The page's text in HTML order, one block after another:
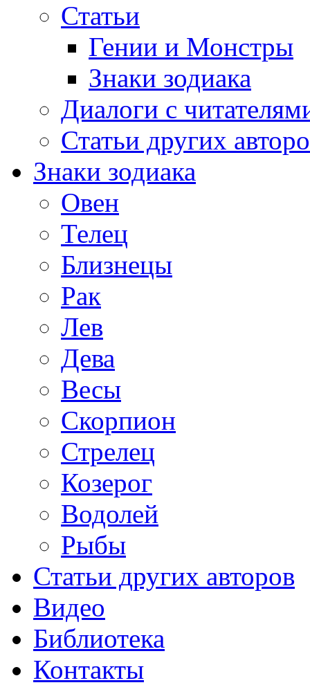
Статьи
Гении и Монстры
Знаки зодиака
Диалоги с
Статьи других
Знаки зодиака
Овен
Телец
Близнецы
Рак
Лев
Дева
Весы
Скорпион
Стрелец
Козерог
Водолей
Рыбы
Статьи других авторов
Видео
Библиотека
Контакты